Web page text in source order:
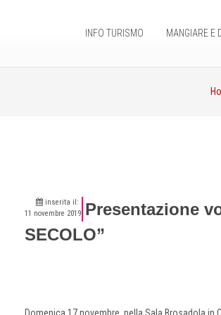
INFO TURISMO MANGIARE E
inserita il:
11 novembre 2019 Presentazione
SECOLO”